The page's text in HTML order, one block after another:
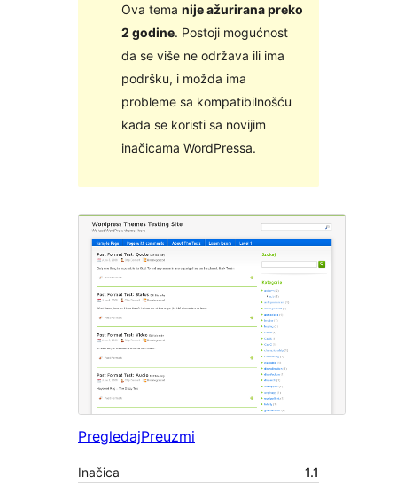
Ova tema nije ažurirana preko
2 godine. Postoji mogućnost
da se više ne održava ili ima
podršku, i možda ima
probleme sa kompatibilnošću
kada se koristi sa novijim
inačicama WordPressa.
PregledajPreuzmi
Inačica
1.1